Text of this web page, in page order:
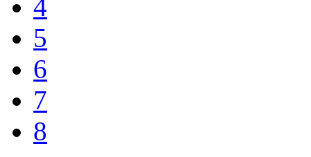
4
5
6
7
8